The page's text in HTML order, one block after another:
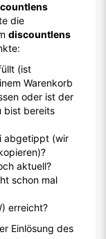
die
discountlens
(ist
Warenkorb
oder ist der
bist bereits
abgetippt (wir
aktuell?
schon mal
erreicht?
Einlösung des